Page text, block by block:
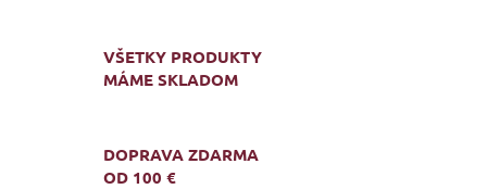
VŠETKY PRODUKTY
MÁME SKLADOM
DOPRAVA ZDARMA
OD 100 €